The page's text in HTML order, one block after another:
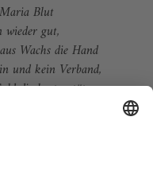
Blut
wieder gut,
Wachs die Hand
und kein Verband,
dir kosten tät,